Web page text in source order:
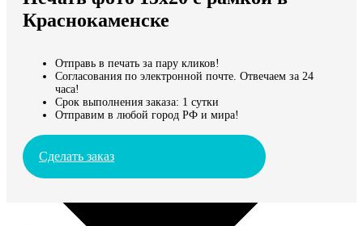
Продолжить без города
Краснокаменске
Отправь в печать за пару кликов!
Согласования по электронной почте. Отвечаем за 24
часа!
Срок выполнения заказа: 1 сутки
Отправим в любой город РФ и мира!
Сделать заказ